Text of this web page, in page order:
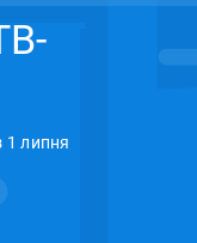
1 липня